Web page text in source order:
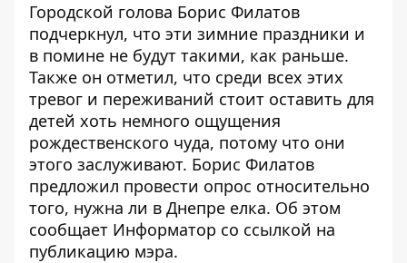
Городской голова Борис Филатов
подчеркнул, что эти зимние праздники и
в помине не будут такими, как раньше.
Также он отметил, что среди всех этих
тревог и переживаний стоит оставить для
детей хоть немного ощущения
рождественского чуда, потому что они
этого заслуживают. Борис Филатов
предложил провести опрос относительно
того, нужна ли в Днепре елка. Об этом
сообщает Информатор со ссылкой на
публикацию мэра.